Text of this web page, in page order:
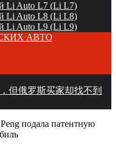
Li Auto L7 (Li L7)
Li Auto L8 (Li L8)
Li Auto L9 (Li L9)
АВТО
但俄罗斯买家却找不到
подала патентную